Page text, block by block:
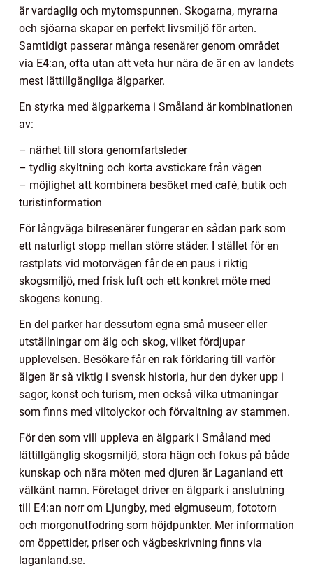
är vardaglig och mytomspunnen. Skogarna, myrarna
och sjöarna skapar en perfekt livsmiljö för arten.
Samtidigt passerar många resenärer genom området
via E4:an, ofta utan att veta hur nära de är en av landets
mest lättillgängliga älgparker.
En styrka med älgparkerna i Småland är kombinationen
av:
– närhet till stora genomfartsleder
– tydlig skyltning och korta avstickare från vägen
– möjlighet att kombinera besöket med café, butik och
turistinformation
För långväga bilresenärer fungerar en sådan park som
ett naturligt stopp mellan större städer. I stället för en
rastplats vid motorvägen får de en paus i riktig
skogsmiljö, med frisk luft och ett konkret möte med
skogens konung.
En del parker har dessutom egna små museer eller
utställningar om älg och skog, vilket fördjupar
upplevelsen. Besökare får en rak förklaring till varför
älgen är så viktig i svensk historia, hur den dyker upp i
sagor, konst och turism, men också vilka utmaningar
som finns med viltolyckor och förvaltning av stammen.
För den som vill uppleva en älgpark i Småland med
lättillgänglig skogsmiljö, stora hägn och fokus på både
kunskap och nära möten med djuren är Laganland ett
välkänt namn. Företaget driver en älgpark i anslutning
till E4:an norr om Ljungby, med elgmuseum, fototorn
och morgonutfodring som höjdpunkter. Mer information
om öppettider, priser och vägbeskrivning finns via
laganland.se.